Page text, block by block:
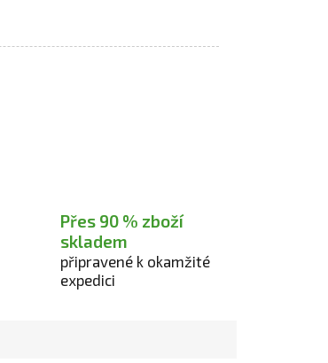
Přes 90 % zboží
skladem
připravené k okamžité
expedici